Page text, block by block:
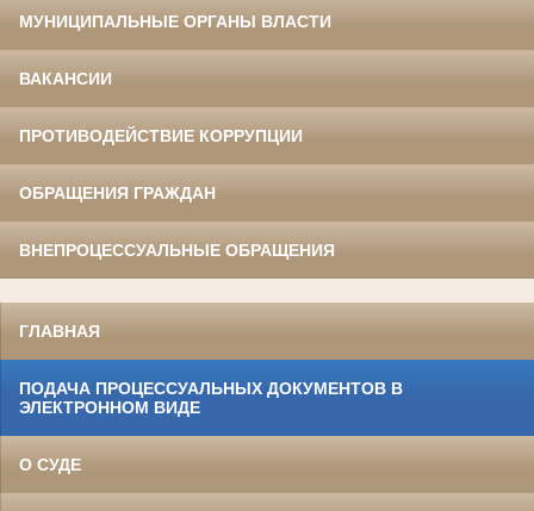
МУНИЦИПАЛЬНЫЕ ОРГАНЫ ВЛАСТИ
ВАКАНСИИ
ПРОТИВОДЕЙСТВИЕ КОРРУПЦИИ
ОБРАЩЕНИЯ ГРАЖДАН
ВНЕПРОЦЕССУАЛЬНЫЕ ОБРАЩЕНИЯ
ГЛАВНАЯ
ПОДАЧА ПРОЦЕССУАЛЬНЫХ ДОКУМЕНТОВ В
ЭЛЕКТРОННОМ ВИДЕ
О СУДЕ